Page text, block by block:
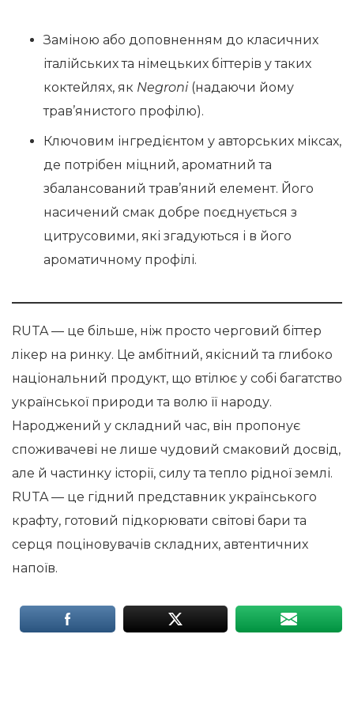
Заміною або доповненням до класичних
італійських та німецьких біттерів у таких
коктейлях, як Negroni(надаючи йому
трав’янистого профілю).
Ключовим інгредієнтом у авторських міксах,
де потрібен міцний, ароматний та
збалансований трав’яний елемент. Його
насичений смак добре поєднується з
цитрусовими, які згадуються і в його
ароматичному профілі.
RUTA — це більше, ніж просто черговий біттер
лікер на ринку. Це амбітний, якісний та глибоко
національний продукт, що втілює у собі багатство
української природи та волю її народу.
Народжений у складний час, він пропонує
споживачеві не лише чудовий смаковий досвід,
але й частинку історії, силу та тепло рідної землі.
RUTA — це гідний представник українського
крафту, готовий підкорювати світові бари та
серця поціновувачів складних, автентичних
напоїв.